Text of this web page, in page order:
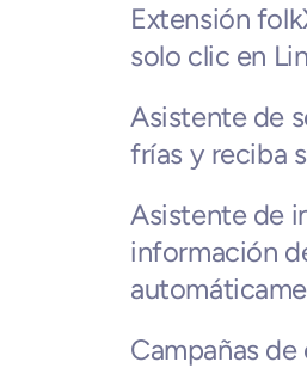
Extensión
solo clic en
Asistente de
frías y reciba
Asistente de
información
Campañas